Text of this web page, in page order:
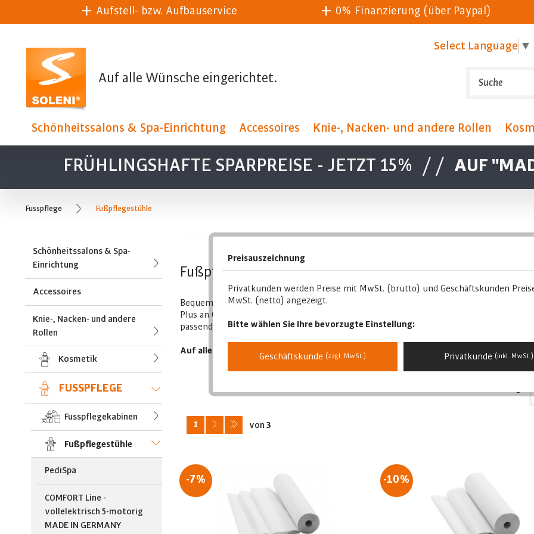
Aufstell- bzw. Aufbauservice 0% Finanzierung (über Paypal)
Auf alle Wünsche eingerichtet.
Select Language ▼
Schönheitssalons & Spa-Einrichtung Accessoires Knie-, Nacken- und andere Rollen
FRÜHLINGSHAFTE SPARPREISE - JETZT 15% // AUF
Fusspflege Fußpflegestühle
Schönheitssalons & Spa-
Einrichtung
Accessoires
Knie-, Nacken- und andere
Rollen
Kosmetik
FUSSPFLEGE
Fusspflegekabinen
Fußpflegestühle
PediSpa
COMFORT Line -
vollelektrisch 5-motorig
MADE IN GERMANY
Fußpflegestühle
Bequeme und komfortable Fußpflegestühle von Soleni versprechen eine entspannte
Plus an Qualität und Komfort mit unseren individuell verstellbaren Fußpflegestühlen.
passende Stuhl vorhanden.
Auf alle Wünsche eingerichtet – Wählen Sie die passende für Ihre
1 von 3
-7% -10%
Preisauszeichnung
Privatkunden werden Preise mit MwSt. (brutto) und Geschäftskunden
MwSt. (netto) angezeigt.
Bitte wählen Sie Ihre bevorzugte Einstellung:
Geschäftskunde (zzgl. MwSt.) Privatkunde (inkl. MwSt.)